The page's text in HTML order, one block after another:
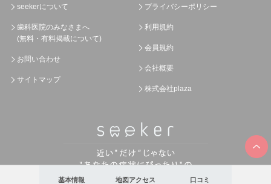
基本情報 地図アクセス 口コミ
seekerについて
歯科医院のみなさまへ
(無料・有料掲載について)
お問い合わせ
サイトマップ
プライバシーポリシー
利用規約
会員規約
会社概要
株式会社plaza